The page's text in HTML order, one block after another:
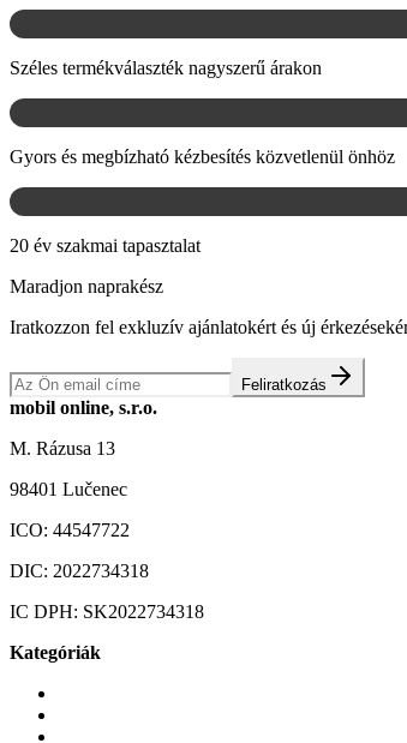
Széles termékválaszték nagyszerű árakon
Gyors és megbízható kézbesítés közvetlenül önhöz
20 év szakmai tapasztalat
Maradjon naprakész
Iratkozzon fel exkluzív ajánlatokért és új
Feliratkozás
mobil online, s.r.o.
M. Rázusa 13
98401 Lučenec
ICO: 44547722
DIC: 2022734318
IC DPH: SK2022734318
Kategóriák